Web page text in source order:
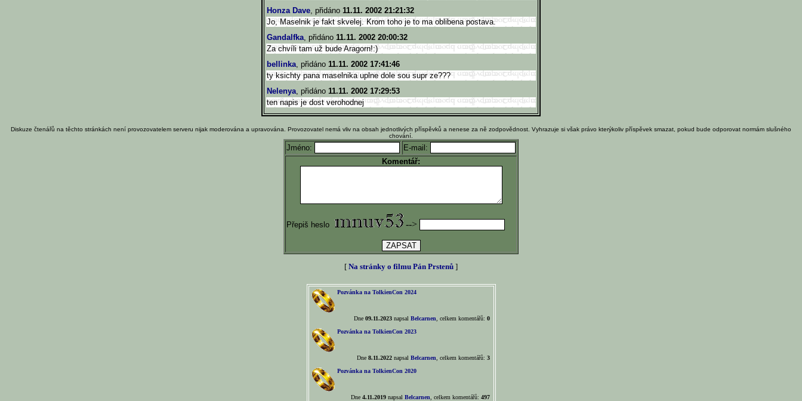
Honza Dave, přidáno 11.11. 2002 21:21:32
Jo, Maselnik je fakt skvelej. Krom toho je to ma oblibena postava.
Gandalfka, přidáno 11.11. 2002 20:00:32
Za chvíli tam už bude Aragorn!:)
bellinka, přidáno 11.11. 2002 17:41:46
ty ksichty pana maselnika uplne dole sou supr ze???
Nelenya, přidáno 11.11. 2002 17:29:53
ten napis je dost verohodnej
Diskuze čtenářů na těchto stránkách není provozovatelem serveru nijak moderována a upravována. Provozovatel nemá vliv na obsah jednotlivých příspěvků a nenese za ně zodpovědnost. Vyhrazuje si však právo kterýkoliv příspěvek smazat, pokud bude odporovat normám slušného
chování.
Jméno:
E-mail:
Komentář:
Přepiš heslo -->
[ Na stránky o filmu Pán Prstenů ]
Pozvánka na TolkienCon 2024
Dne 09.11.2023napsal Belcarnen , celkem komentářů: 0
Pozvánka na TolkienCon 2023
Dne 8.11.2022napsal Belcarnen , celkem komentářů: 3
Pozvánka na TolkienCon 2020
Dne 4.11.2019napsal Belcarnen , celkem komentářů: 497